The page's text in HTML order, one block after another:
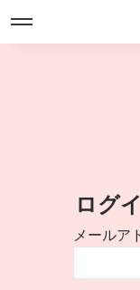
ログ
メールア